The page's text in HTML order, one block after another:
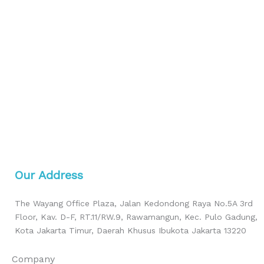
Our Address
The Wayang Office Plaza, Jalan Kedondong Raya No.5A 3rd
Floor, Kav. D-F, RT.11/RW.9, Rawamangun, Kec. Pulo Gadung,
Kota Jakarta Timur, Daerah Khusus Ibukota Jakarta 13220
Company